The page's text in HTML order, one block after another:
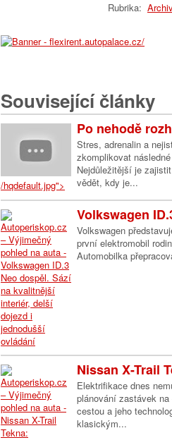
Rubrika:
Související články
/hqdefault.jpg">
Po nehodě
Stres, adrenalin a
zkomplikovat
Nejdůležitější je
vědět, kdy je...
Volkswagen
Volkswagen
první elektromobil
Automobilka
Nissan X-Trail
Elektrifikace dnes
plánování zastávek
cestou a jeho
klasickým...